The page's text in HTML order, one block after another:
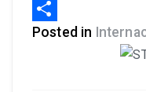
Email
Share
Posted in